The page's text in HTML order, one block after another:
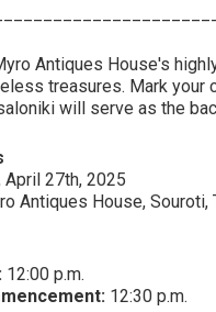
Antiques House's
treasures. Mark your
will serve as the
April 27th, 2025
Antiques House,
12:00 p.m.
12:30 p.m.